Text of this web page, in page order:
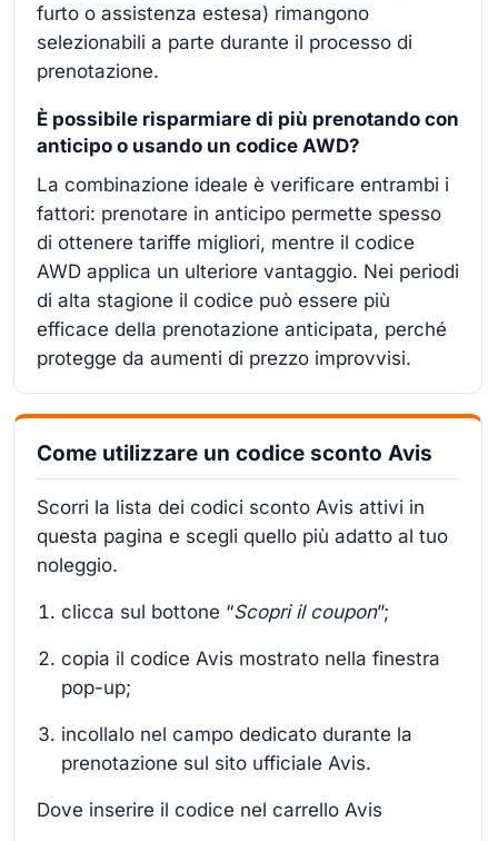
furto o assistenza estesa) rimangono
selezionabili a parte durante il processo di
prenotazione.
È possibile risparmiare di più prenotando con
anticipo o usando un codice AWD?
La combinazione ideale è verificare entrambi i
fattori: prenotare in anticipo permette spesso
di ottenere tariffe migliori, mentre il codice
AWD applica un ulteriore vantaggio. Nei periodi
di alta stagione il codice può essere più
efficace della prenotazione anticipata, perché
protegge da aumenti di prezzo improvvisi.
Come utilizzare un codice sconto Avis
Scorri la lista dei codici sconto Avis attivi in
questa pagina e scegli quello più adatto al tuo
noleggio.
clicca sul bottone “Scopri il coupon”;
copia il codice Avis mostrato nella finestra
pop-up;
incollalo nel campo dedicato durante la
prenotazione sul sito ufficiale Avis.
Dove inserire il codice nel carrello Avis